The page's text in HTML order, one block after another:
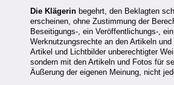
Die Klägerin begehrt, den Beklagten
erscheinen, ohne Zustimmung der
Beseitigungs-, ein Veröffentlichungs-,
Werknutzungsrechte an den Artikeln
Artikel und Lichtbilder unberechtigter
sondern mit den Artikeln und Fotos für
Äußerung der eigenen Meinung, nicht